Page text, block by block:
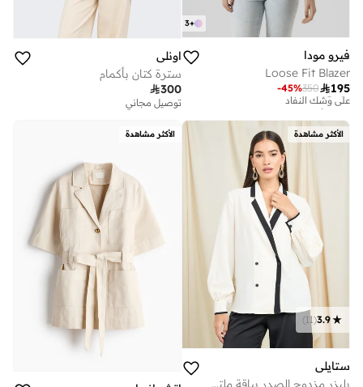
+
3
فيرو مودا
Loose Fit Blazer
195
350
-45%
تم بيع أكثر من 10 مؤخرا
على وشك النفاد
تم بيع أكثر من 10 مؤخرا
على وشك النفاد
اونلي
سترة كتان بأكمام
300
توصيل مجاني
الأكثر مشاهدة
3.9
(
11
)
ستايلي
بليزر مزدوج الصدر بياقة ملتفة متباينة
الأكثر مشاهدة